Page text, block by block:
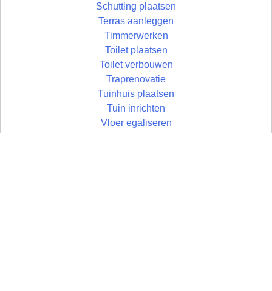
Schutting plaatsen
Terras aanleggen
Timmerwerken
Toilet plaatsen
Toilet verbouwen
Traprenovatie
Tuinhuis plaatsen
Tuin inrichten
Vloer egaliseren